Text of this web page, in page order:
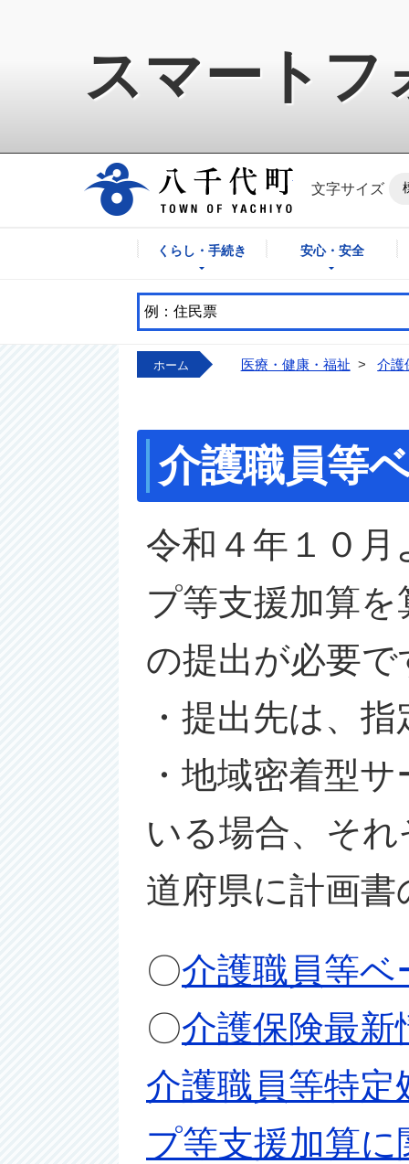
スマートフ
八千代町公式ホ
文字サイズ
くらし・手続き 安心・安全
ホーム 医療・健康・福祉 > 介護
介護職員等
令和４年１０
プ等支援加算
の提出が必要で
・提出先は、
・地域密着型
いる場合、そ
道府県に計画
〇介護職員等
〇介護保険最
介護職員等特
プ等支援加算